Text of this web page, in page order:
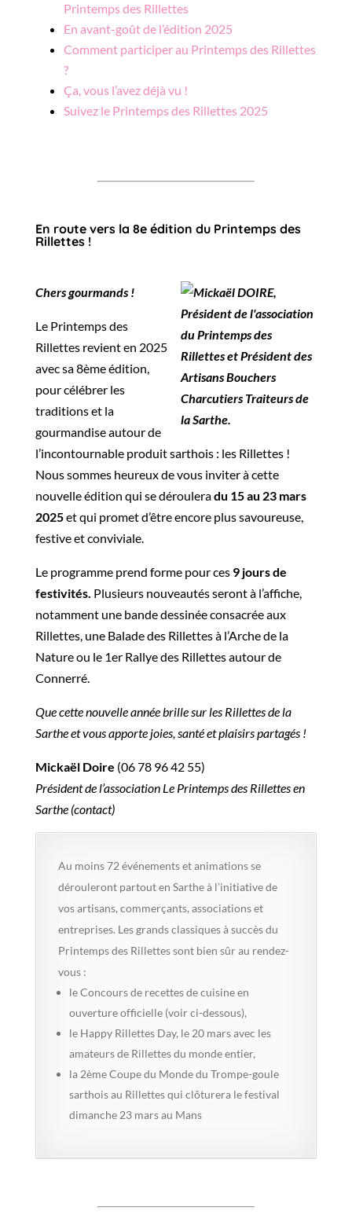
Printemps des Rillettes
En avant-goût de l’édition 2025
Comment participer au Printemps des Rillettes
?
Ça, vous l’avez déjà vu !
Suivez le Printemps des Rillettes 2025
En route vers la 8e édition du Printemps des
Rillettes !
Chers gourmands !
Le Printemps des
Rillettes revient en 2025
avec sa 8ème édition,
pour célébrer les
traditions et la
gourmandise autour de
l’incontournable produit sarthois : les Rillettes !
Nous sommes heureux de vous inviter à cette
nouvelle édition qui se dérouleradu 15 au 23 mars
2025et qui promet d’être encore plus savoureuse,
festive et conviviale.
Le programme prend forme pour ces 9 jours de
festivités. Plusieurs nouveautés seront à l’affiche,
notamment une bande dessinée consacrée aux
Rillettes, une Balade des Rillettes à l’Arche de la
Nature ou le 1er Rallye des Rillettes autour de
Connerré.
Que cette nouvelle année brille sur les Rillettes de la
Sarthe et vous apporte joies, santé et plaisirs partagés !
Mickaël Doire (06 78 96 42 55)
Président de l’association Le Printemps des Rillettes en
Sarthe (contact)
Au moins 72 événements et animations se
dérouleront partout en Sarthe à l’initiative de
vos artisans, commerçants, associations et
entreprises. Les grands classiques à succès du
Printemps des Rillettes sont bien sûr au rendez-
vous :
le Concours de recettes de cuisine en
ouverture officielle (voir ci-dessous),
le Happy Rillettes Day, le 20 mars avec les
amateurs de Rillettes du monde entier,
la 2ème Coupe du Monde du Trompe-goule
sarthois au Rillettes qui clôturera le festival
dimanche 23 mars au Mans